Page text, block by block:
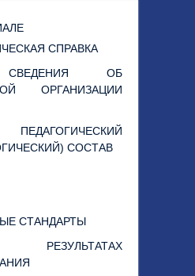
СПРАВКА
ОБ
ОРГАНИЗАЦИИ
ПЕДАГОГИЧЕСКИЙ
СОСТАВ
СТАНДАРТЫ